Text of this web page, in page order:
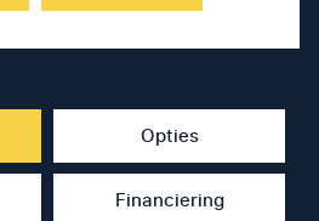
Opties
Financiering